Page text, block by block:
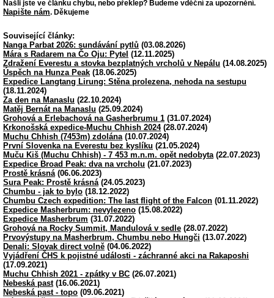
Našli jste ve článku chybu, nebo překlep? Budeme vděční za upozornění.
Napište nám. Děkujeme
Související články:
Nanga Parbat 2026: sundávání pytlů (03.08.2026)
Mára s Radarem na Čo Oju: Pytel (12.11.2025)
Zdražení Everestu a stovka bezplatných vrcholů v Nepálu (14.08.2025)
Úspěch na Hunza Peak (18.06.2025)
Expedice Langtang Lirung: Stěna prolezena, nehoda na sestupu
(18.11.2024)
Za den na Manaslu (22.10.2024)
Matěj Bernát na Manaslu (25.09.2024)
Grohová a Erlebachová na Gasherbrumu 1 (31.07.2024)
Krkonošská expedice-Muchu Chhish 2024(28.07.2024)
Muchu Chhish (7453m) zdolána(10.07.2024)
První Slovenka na Everestu bez kyslíku (21.05.2024)
Muču Kiš (Muchu Chhish) - 7 453 m.n.m. opět nedobyta(22.07.2023)
Expedice Broad Peak: dva na vrcholu (21.07.2023)
Prostě krásná(06.06.2023)
Sura Peak: Prostě krásná(24.05.2023)
Chumbu - jak to bylo (18.12.2022)
Chumbu Czech expedition: The last flight of the Falcon (01.11.2022)
Expedice Masherbrum: nevylezeno (15.08.2022)
Expedice Masherbrum (31.07.2022)
Grohová na Rocky Summit, Mandulová v sedle (28.07.2022)
Prvovýstupy na Masherbrum, Chumbu nebo Hungči (13.07.2022)
Denali: Slovak direct volně (04.06.2022)
Vyjádření ČHS k pojistné události - záchranné akci na Rakaposhi
(17.09.2021)
Muchu Chhish 2021 - zpátky v BC (26.07.2021)
Nebeská past(16.06.2021)
Nebeská past - topo (09.06.2021)